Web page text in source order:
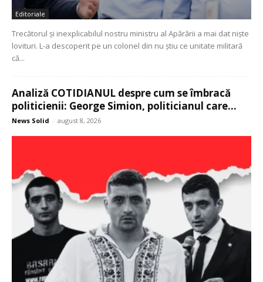
Editoriale
Trecătorul și inexplicabilul nostru ministru al Apărării a mai dat niște
lovituri. L-a descoperit pe un colonel din nu știu ce unitate militară
că...
Analiză COTIDIANUL despre cum se îmbracă
politicienii: George Simion, politicianul care...
News Solid - august 8, 2026